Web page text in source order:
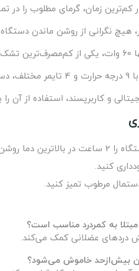
کم‌ترین زمان، گرمای مطلوب را
هیچ نگرانی از روشن ماندن دستگاه
با 9 درجه حرارت و 4 تایمر مختلف، دستگاه را دقیقاً مطابق نیاز خود تنظیم کنید.
و کاربرپسند، استفاده از آن
روشن کنید.
کنید.
مرطوب تمیز کنید.
مبتلا به کمردرد مناسب است؟
دردهای عضلانی کمک می‌کند.
بیش‌ازحد خاموش می‌شود؟